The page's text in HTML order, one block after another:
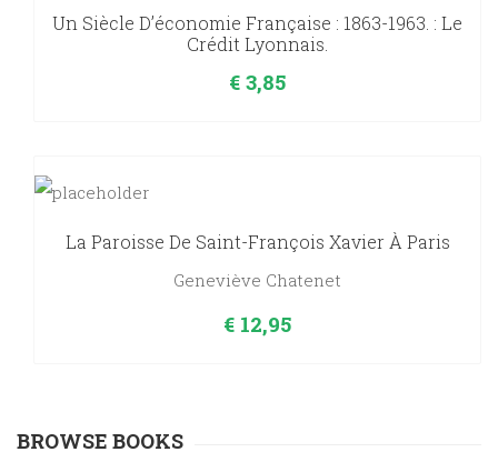
Un Siècle D’économie Française : 1863-1963. : Le
Crédit Lyonnais.
€ 3,85
La Paroisse De Saint-François Xavier À Paris
Geneviève Chatenet
€ 12,95
BROWSE BOOKS